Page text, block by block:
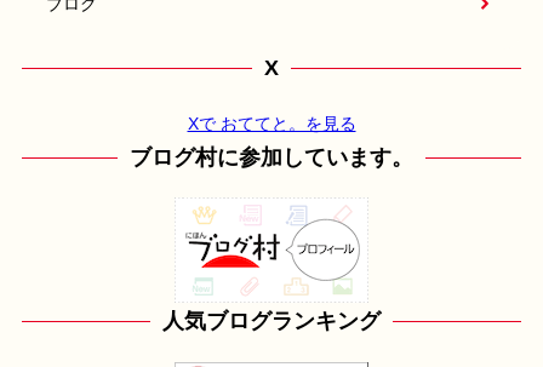
X
Xで おててと。を見る
ブログ村に参加しています。
人気ブログランキング